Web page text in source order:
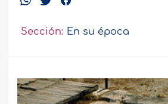
Sección: En su época